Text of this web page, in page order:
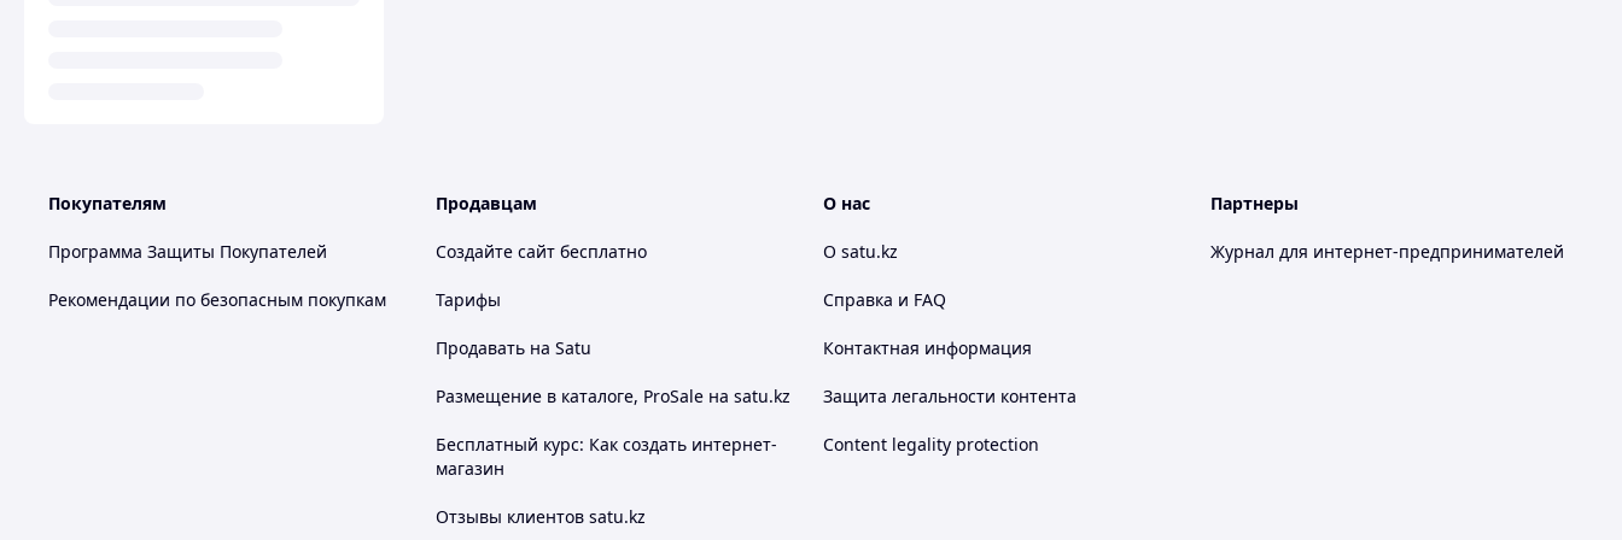
Покупателям
Программа Защиты Покупателей
Рекомендации по безопасным покупкам
Продавцам
Создайте сайт бесплатно
Тарифы
Продавать на Satu
Размещение в каталоге, ProSale на satu.kz
Бесплатный курс: Как создать интернет-
магазин
Отзывы клиентов satu.kz
О нас
О satu.kz
Справка и FAQ
Контактная информация
Защита легальности контента
Content legality protection
Партнеры
Журнал для интернет-предпринимателей